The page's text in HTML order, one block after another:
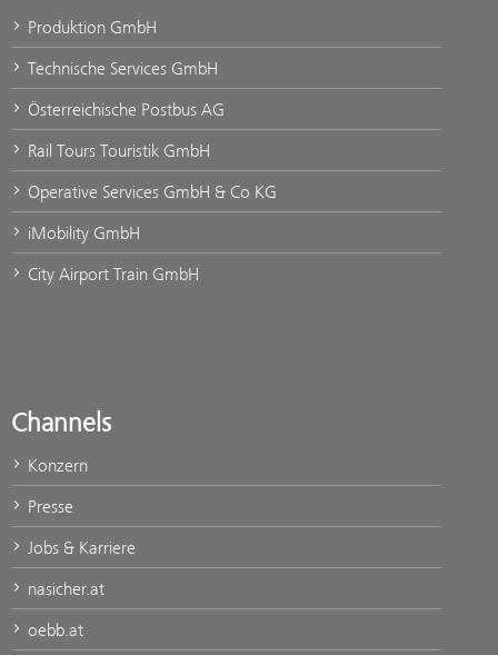
Produktion GmbH
Technische Services GmbH
Österreichische Postbus AG
Rail Tours Touristik GmbH
Operative Services GmbH & Co KG
iMobility GmbH
City Airport Train GmbH
Channels
Konzern
Presse
Jobs & Karriere
nasicher.at
oebb.at